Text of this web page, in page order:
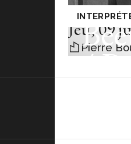
MUSIQUE
/
Jeu,09
Pierre